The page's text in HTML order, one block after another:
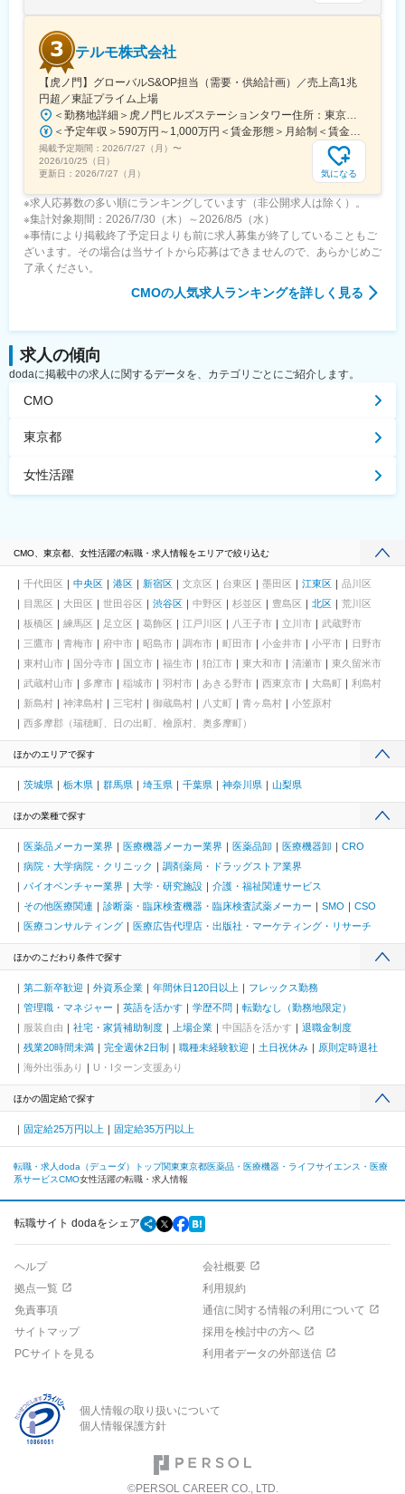
テルモ株式会社
【虎ノ門】グローバルS&OP担当（需要・供給計画）／売上高1兆
円超／東証プライム上場
＜勤務地詳細＞虎ノ門ヒルズステーションタワー住所：東京都港区虎ノ門２丁目６－１ 虎ノ門ヒルズ ステーションタワー 受動喫煙対策：敷地内喫煙可能場所あり変更の範囲：会社の定める事業所
＜予定年収＞590万円～1,000万円＜賃金形態＞月給制＜賃金内訳＞月額（基本給）：279,000円～534,000円＜月給＞279,000円～534,000円＜昇給有無＞有＜残業手当＞有＜給与補足＞※上記年収はあくまでも目安の金額であり、選考を通じて経験、能力等を考慮し同社規定により決定します。■賞与あり（年2回）■昇給・昇格あり（年1回）■職位：一般職～主任職賃金はあくまでも目安の金額であり、選考を通じて上下する可能性があります。月給(月額)は固定手当を含めた表記です。
掲載予定期間： 2026/7/27（月） 〜
2026/10/25（日）
更新日： 2026/7/27（月） 気になる
※求人応募数の多い順にランキングしています（非公開求人は除く）。
※集計対象期間：2026/7/30（木）～2026/8/5（水）
※事情により掲載終了予定日よりも前に求人募集が終了していることもご
ざいます。その場合は当サイトから応募はできませんので、あらかじめご
了承ください。
CMOの人気求人ランキングを詳しく見る
求人の傾向
dodaに掲載中の求人に関するデータを、カテゴリごとにご紹介します。
CMO
東京都
女性活躍
CMO、東京都、女性活躍の転職・求人情報をエリアで絞り込む
千代田区 中央区 港区 新宿区 文京区 台東区 墨田区 江東区
品川区
目黒区
大田区 世田谷区 渋谷区 中野区 杉並区 豊島区 北区
荒川区
板橋区
練馬区 足立区 葛飾区 江戸川区 八王子市 立川市
武蔵野市
三鷹市
青梅市 府中市 昭島市 調布市 町田市 小金井市 小平市
日野市
東村山市
国分寺市 国立市 福生市 狛江市 東大和市 清瀬市
東久留米市
武蔵村山市
多摩市 稲城市 羽村市 あきる野市 西東京市 大島町
利島村
新島村
神津島村 三宅村 御蔵島村 八丈町 青ヶ島村
小笠原村
西多摩郡（瑞穂町、日の出町、檜原村、奥多摩町）
ほかのエリアで探す
茨城県 栃木県 群馬県 埼玉県 千葉県 神奈川県 山梨県
ほかの業種で探す
医薬品メーカー業界 医療機器メーカー業界 医薬品卸 医療機器卸
CRO
病院・大学病院・クリニック
調剤薬局・ドラッグストア業界
バイオベンチャー業界
大学・研究施設
介護・福祉関連サービス
その他医療関連
診断薬・臨床検査機器・臨床検査試薬メーカー SMO
CSO
医療コンサルティング
医療広告代理店・出版社・マーケティング・リサーチ
ほかのこだわり条件で探す
第二新卒歓迎 外資系企業 年間休日120日以上
フレックス勤務
管理職・マネジャー
英語を活かす 学歴不問
転勤なし（勤務地限定）
服装自由
社宅・家賃補助制度 上場企業 中国語を活かす
退職金制度
残業20時間未満
完全週休2日制 職種未経験歓迎 土日祝休み
原則定時退社
海外出張あり
U・Iターン支援あり
ほかの固定給で探す
固定給25万円以上 固定給35万円以上
転職・求人doda（デューダ）トップ関東東京都医薬品・医療機器・ライフサイエンス・医療
系サービスCMO女性活躍の転職・求人情報
転職サイト dodaをシェア
ヘルプ
会社概要
拠点一覧
利用規約
免責事項
通信に関する情報の利用について
サイトマップ
採用を検討中の方へ
PCサイトを見る
利用者データの外部送信
個人情報の取り扱いについて
個人情報保護方針
©PERSOL CAREER CO., LTD.